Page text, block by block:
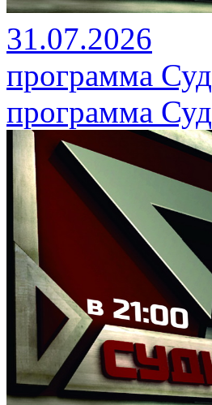
31.07.2026
программа
программа